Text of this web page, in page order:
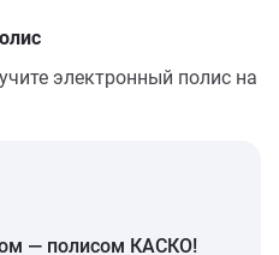
электронный полис на
— полисом КАСКО!